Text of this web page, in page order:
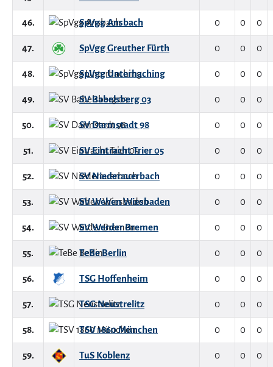
46. SpVgg Ansbach 0 0 0
47. SpVgg Greuther Fürth 0 0 0
48. SpVgg Unterhaching 0 0 0
49. SV Babelsberg 03 0 0 0
50. SV Darmstadt 98 0 0 0
51. SV Eintracht Trier 05 0 0 0
52. SV Niederauerbach 0 0 0
53. SV Wehen Wiesbaden 0 0 0
54. SV Werder Bremen 0 0 0
55. TeBe Berlin 0 0 0
56. TSG Hoffenheim 0 0 0
57. TSG Neustrelitz 0 0 0
58. TSV 1860 München 0 0 0
59. TuS Koblenz 0 0 0